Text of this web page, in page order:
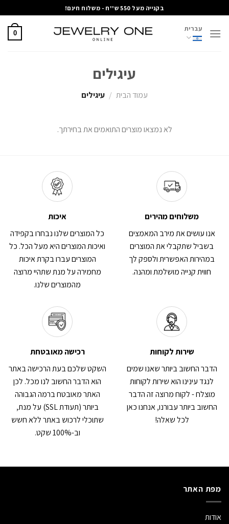
to
content
בקנייה מעל 550 ש''ח - משלוח חינם!
עברית
0
עיגילים
עמוד הבית / עיגילים
לא נמצאו מוצרים התואמים את בחירתך.
משלוחים מהירים
אנו עושים את מירב המאמצים
בשביל שתקבלי את המוצרים
במהירות האפשרית ולספק לך
חווית קנייה מושלמת ומהנה.
איכות
כל המוצרים שלנו נבחרו בקפידה
ואיכות המוצרים היא מעל הכל. כל
המוצרים עברו בקרת איכות
מחמירה על מנת שתהיי מרוצה
מהמוצרים שלנו.
שירות לקוחות
הדבר החשוב ביותר שאנו שמים
לנגד עינינו הוא שירות לקוחות
מוצלח - לקוח מרוצה זה הדבר
החשוב ביותר עבורנו, אנחנו כאן
לכל שאלה!
רכישה מאובטחת
השקט שלכם בעת הרכישה באתר
הוא הדבר החשוב לנו מכל. לכן
האתר מאובטח ברמה הגבוהה
ביותר (תעודת SSL) על מנת,
שתוכלי לרכוש באתר ללא חשש
וב-100% שקט.
מפת האתר
אודות